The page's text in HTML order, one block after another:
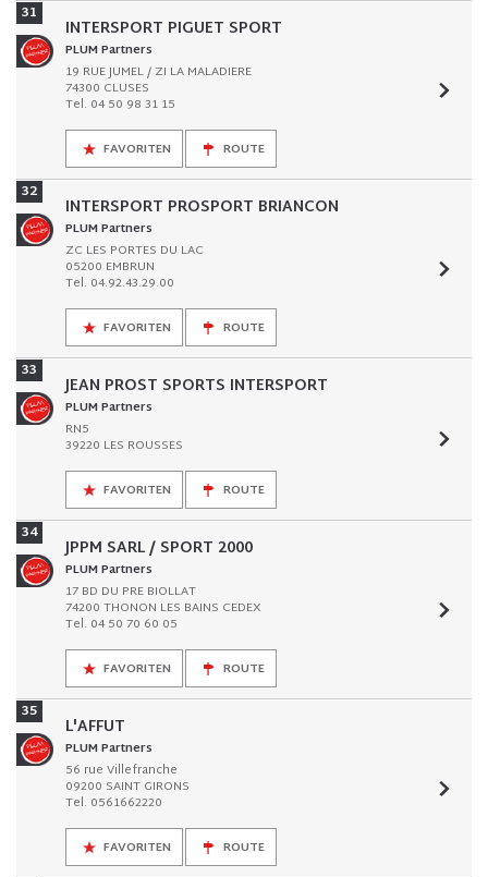
31
INTERSPORT PIGUET SPORT
PLUM Partners
19 RUE JUMEL / ZI LA MALADIERE
74300 CLUSES
Tel. 04 50 98 31 15
FAVORITEN ROUTE
32
INTERSPORT PROSPORT BRIANCON
PLUM Partners
ZC LES PORTES DU LAC
05200 EMBRUN
Tel. 04.92.43.29.00
FAVORITEN ROUTE
33
JEAN PROST SPORTS INTERSPORT
PLUM Partners
RN5
39220 LES ROUSSES
FAVORITEN ROUTE
34
JPPM SARL / SPORT 2000
PLUM Partners
17 BD DU PRE BIOLLAT
74200 THONON LES BAINS CEDEX
Tel. 04 50 70 60 05
FAVORITEN ROUTE
35
L'AFFUT
PLUM Partners
56 rue Villefranche
09200 SAINT GIRONS
Tel. 0561662220
FAVORITEN ROUTE